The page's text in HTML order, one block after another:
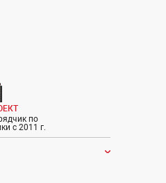
по
с 2011 г.